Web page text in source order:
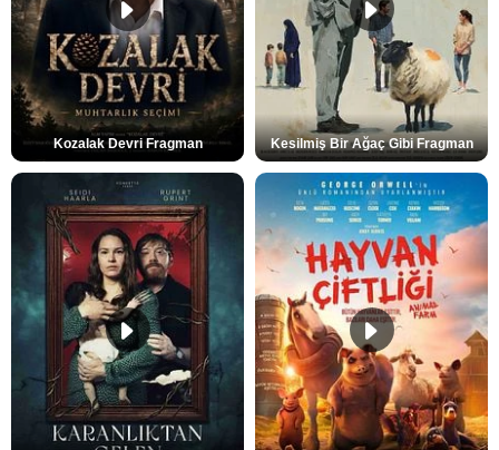
Kozalak Devri Fragman Kesilmiş Bir Ağaç Gibi Fragman